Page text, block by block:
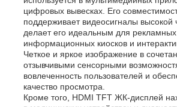
цифровых вывесках. Его
поддерживает видеосигналы высокой
делает его идеальным для рекламных
информационных киосков и
Четкое и яркое изображение в
отзывчивыми сенсорными
вовлеченность пользователей и
качество просмотра.
Кроме того, HDMI TFT ЖК-дисплей